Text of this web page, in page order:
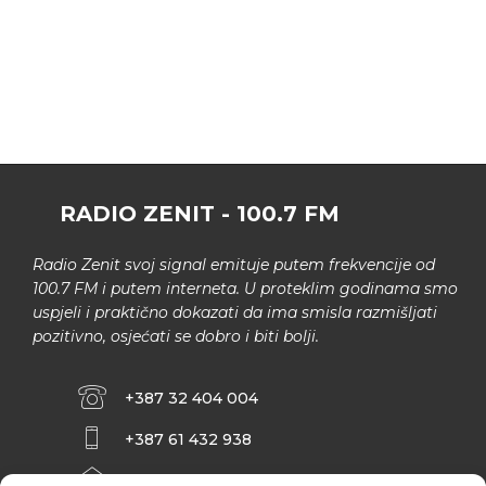
RADIO ZENIT - 100.7 FM
Radio Zenit svoj signal emituje putem frekvencije od
100.7 FM i putem interneta. U proteklim godinama smo
uspjeli i praktično dokazati da ima smisla razmišljati
pozitivno, osjećati se dobro i biti bolji.
+387 32 404 004
+387 61 432 938
INFO@ZENIT.BA